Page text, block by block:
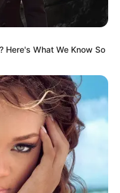
Edit
memulai debut pada 7
perdana yang berjudul
mereka yakni,feeling
Here's What We Know So